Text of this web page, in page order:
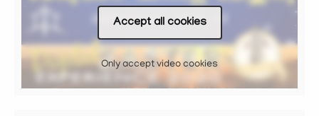
Accept all cookies
Only accept video cookies